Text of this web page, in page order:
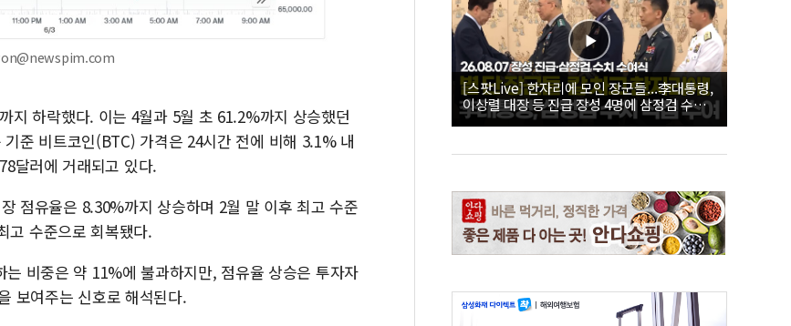
지 하락했다. 이는 4월과 5월 초 61.2%까지 상승했던
준 비트코인(BTC) 가격은 24시간 전에 비해 3.1% 내
달러에 거래되고 있다.
점유율은 8.30%까지 상승하며 2월 말 이후 최고 수준
고 수준으로 회복됐다.
비중은 약 11%에 불과하지만, 점유율 상승은 투자자
보여주는 신호로 해석된다.
[스팟Live] 한자리에 모인 장군들...李대통령,
이상렬 대장 등 진급 장성 4명에 삼정검 수치
직접 수여｜26.08.07 장성 진급·삼정검 수치